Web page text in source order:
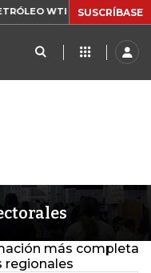
WTI US$ 75,09 -US$
SUSCRÍBASE
más completa
regionales